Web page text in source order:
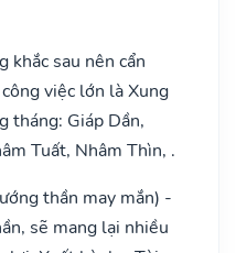
khắc sau nên cẩn
việc lớn là Xung
tháng: Giáp Dần,
Tuất, Nhâm Thìn, .
thần may mắn) -
sẽ mang lại nhiều